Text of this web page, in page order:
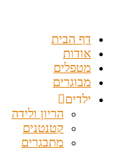
דף הבית
אודות
מטפלים
מבוגרים
ילדים
הריון ולידה
קטנטנים
מתבגרים